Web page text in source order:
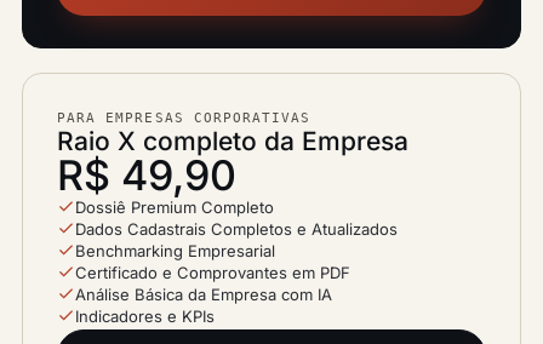
PARA EMPRESAS CORPORATIVAS
Raio X completo da Empresa
R$ 49,90
Dossiê Premium Completo
Dados Cadastrais Completos e Atualizados
Benchmarking Empresarial
Certificado e Comprovantes em PDF
Análise Básica da Empresa com IA
Indicadores e KPIs